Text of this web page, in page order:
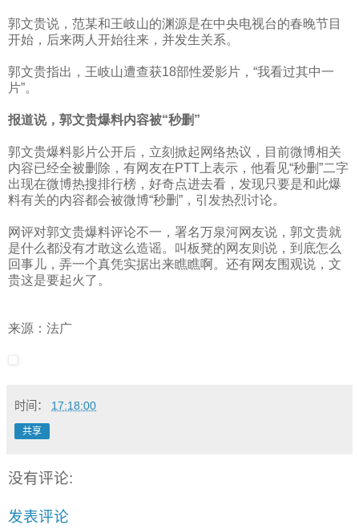
郭文贵说，范某和王岐山的渊源是在中央电视台的春晚节目
开始，后来两人开始往来，并发生关系。
郭文贵指出，王岐山遭查获18部性爱影片，“我看过其中一
片”。
报道说，郭文贵爆料内容被“秒删”
郭文贵爆料影片公开后，立刻掀起网络热议，目前微博相关
内容已经全被删除，有网友在PTT 上表示，他看见“秒删”二字
出现在微博热搜排行榜，好奇点进去看，发现只要是和此爆
料有关的内容都会被微博“秒删”，引发热烈讨论。
网评对郭文贵爆料评论不一，署名万泉河网友说，郭文贵就
是什么都没有才敢这么造谣。叫板凳的网友则说，到底怎么
回事儿，弄一个真凭实据出来瞧瞧啊。还有网友围观说，文
贵这是要起火了。
来源：法广
时间： 17:18:00
共享
没有评论:
发表评论